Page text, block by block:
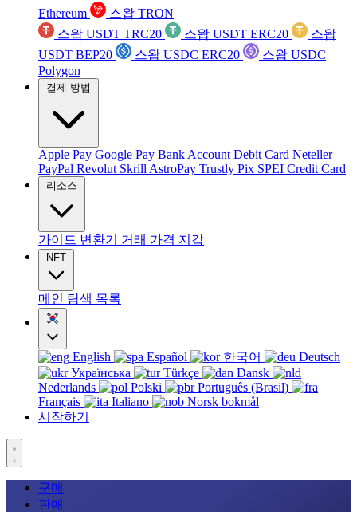
Ethereum
스왑 TRON
스왑 USDT TRC20
스왑 USDT ERC20
스왑
USDT BEP20
스왑 USDC ERC20
스왑 USDC
Polygon
결제 방법
Apple Pay Google Pay Bank Account Debit Card Neteller
PayPal Revolut Skrill AstroPay Trustly Pix SPEI Credit Card
리소스
가이드 변환기 거래 가격 지갑
NFT
메인 탐색 목록
English Español 한국어
Deutsch
Українська
Türkçe
Dansk
Nederlands
Polski
Português (Brasil)
Français
Italiano
Norsk bokmål
시작하기
구매
판매